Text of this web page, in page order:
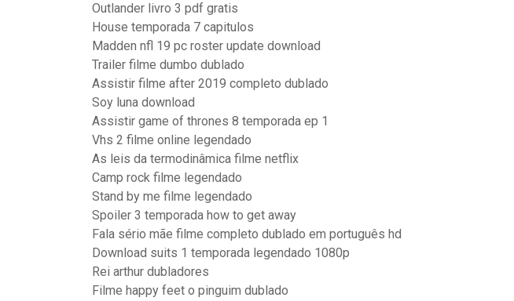
Outlander livro 3 pdf gratis
House temporada 7 capitulos
Madden nfl 19 pc roster update download
Trailer filme dumbo dublado
Assistir filme after 2019 completo dublado
Soy luna download
Assistir game of thrones 8 temporada ep 1
Vhs 2 filme online legendado
As leis da termodinâmica filme netflix
Camp rock filme legendado
Stand by me filme legendado
Spoiler 3 temporada how to get away
Fala sério mãe filme completo dublado em português hd
Download suits 1 temporada legendado 1080p
Rei arthur dubladores
Filme happy feet o pinguim dublado